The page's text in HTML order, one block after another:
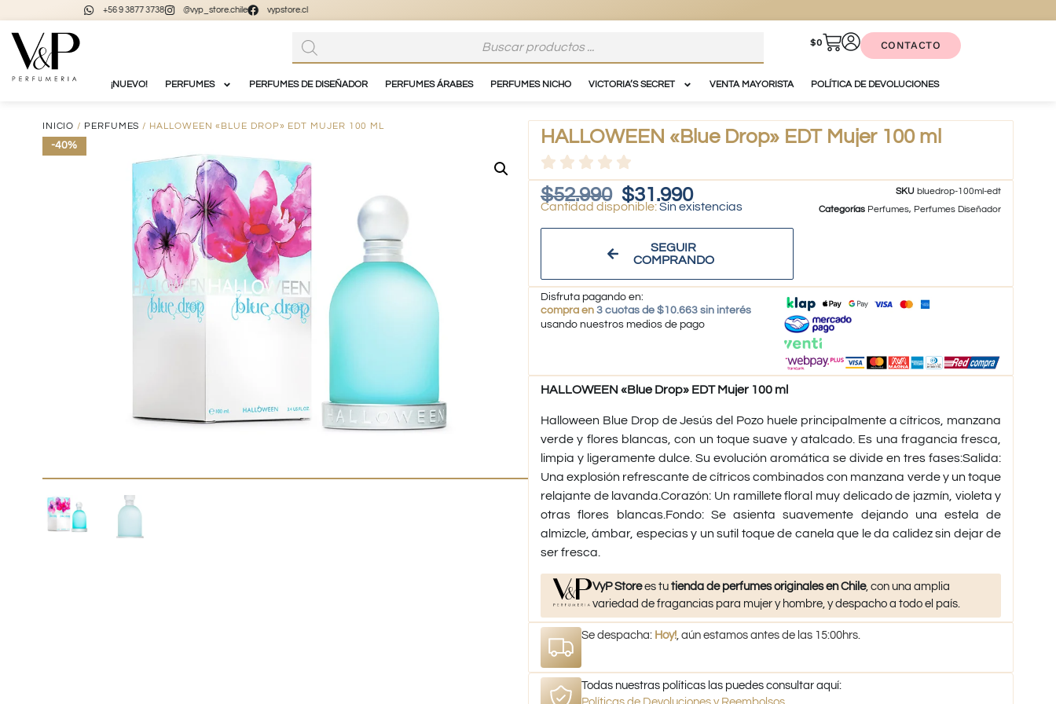
+56 9 3877 3738 @vyp_store.chile vypstore.cl
$0 CONTACTO
¡NUEVO! PERFUMES PERFUMES DE DISEÑADOR PERFUMES ÁRABES PERFUMES NICHO VICTORIA’S SECRET VENTA MAYORISTA POLÍTICA DE DEVOLUCIONES
INICIO / PERFUMES / HALLOWEEN «BLUE DROP» EDT MUJER 100 ML
-40% HALLOWEEN «Blue Drop» EDT Mujer 100 ml
$52.990 $31.990
Sin existencias
SEGUIR
COMPRANDO
SKU bluedrop-100ml-edt
Categorías Perfumes, Perfumes Diseñador
Disfruta pagando en:
compra en 3 cuotas de $10.663 sin interés
usando nuestros medios de pago
HALLOWEEN «Blue Drop» EDT Mujer 100 ml
Halloween Blue Drop de Jesús del Pozo huele principalmente a cítricos, manzana
verde y flores blancas, con un toque suave y atalcado. Es una fragancia fresca,
limpia y ligeramente dulce. Su evolución aromática se divide en tres fases:Salida:
Una explosión refrescante de cítricos combinados con manzana verde y un toque
relajante de lavanda.Corazón: Un ramillete floral muy delicado de jazmín, violeta y
otras flores blancas.Fondo: Se asienta suavemente dejando una estela de
almizcle, ámbar, especias y un sutil toque de canela que le da calidez sin dejar de
ser fresca.
VyP Storees tutienda de perfumes originales en Chile, con una amplia
variedad de fragancias para mujer y hombre, y despacho a todo el país.
Se despacha: Hoy! , aún estamos antes de las 15:00hrs.
Todas nuestras políticas las puedes consultar aquí: